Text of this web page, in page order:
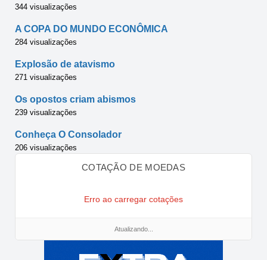
344 visualizações
A COPA DO MUNDO ECONÔMICA
284 visualizações
Explosão de atavismo
271 visualizações
Os opostos criam abismos
239 visualizações
Conheça O Consolador
206 visualizações
COTAÇÃO DE MOEDAS
Erro ao carregar cotações
Atualizando...